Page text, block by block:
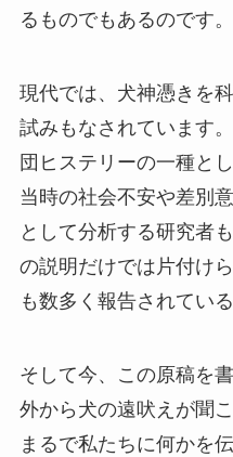
るものでもあるのです。
現代では、犬神憑きを
試みもなされています
団ヒステリーの一種と
当時の社会不安や差別
として分析する研究者
の説明だけでは片付け
も数多く報告されている
そして今、この原稿を
外から犬の遠吠えが聞
まるで私たちに何かを